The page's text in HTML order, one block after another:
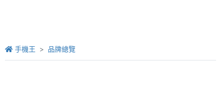
手機王 品牌總覽